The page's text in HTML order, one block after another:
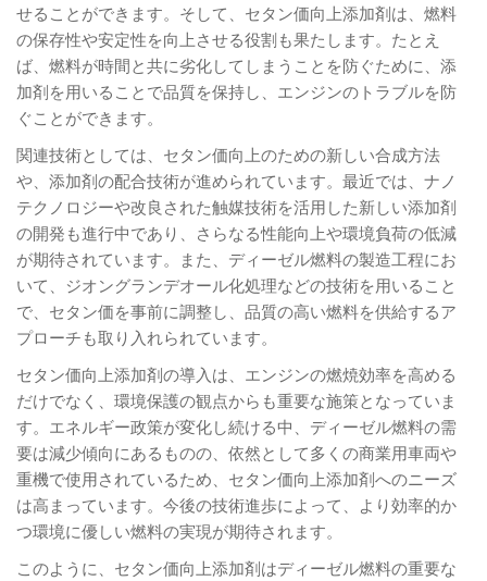
せることができます。そして、セタン価向上添加剤は、燃料
の保存性や安定性を向上させる役割も果たします。たとえ
ば、燃料が時間と共に劣化してしまうことを防ぐために、添
加剤を用いることで品質を保持し、エンジンのトラブルを防
ぐことができます。
関連技術としては、セタン価向上のための新しい合成方法
や、添加剤の配合技術が進められています。最近では、ナノ
テクノロジーや改良された触媒技術を活用した新しい添加剤
の開発も進行中であり、さらなる性能向上や環境負荷の低減
が期待されています。また、ディーゼル燃料の製造工程にお
いて、ジオングランデオール化処理などの技術を用いること
で、セタン価を事前に調整し、品質の高い燃料を供給するア
プローチも取り入れられています。
セタン価向上添加剤の導入は、エンジンの燃焼効率を高める
だけでなく、環境保護の観点からも重要な施策となっていま
す。エネルギー政策が変化し続ける中、ディーゼル燃料の需
要は減少傾向にあるものの、依然として多くの商業用車両や
重機で使用されているため、セタン価向上添加剤へのニーズ
は高まっています。今後の技術進歩によって、より効率的か
つ環境に優しい燃料の実現が期待されます。
このように、セタン価向上添加剤はディーゼル燃料の重要な